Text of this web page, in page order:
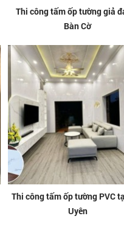
Thi công tấm ốp tường giả
Bàn Cờ
Thi công tấm ốp tường PVC
Uyên